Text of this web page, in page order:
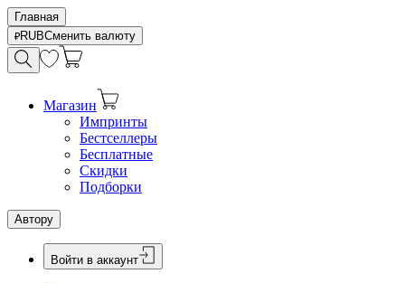
Главная
RUBСменить валюту
Магазин
Импринты
Бестселлеры
Бесплатные
Скидки
Подборки
Автору
Войти в аккаунт